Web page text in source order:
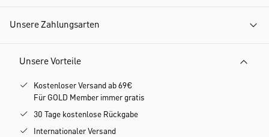
Unsere Zahlungsarten
Unsere Vorteile
Kostenloser Versand ab 69€
Für GOLD Member immer gratis
30 Tage kostenlose Rückgabe
Internationaler Versand